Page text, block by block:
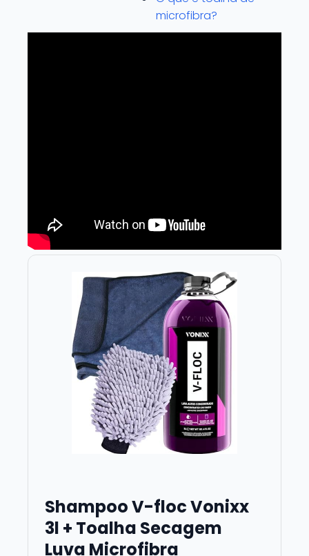
microfibra?
Shampoo V-floc Vonixx
3l + Toalha Secagem
Luva Microfibra